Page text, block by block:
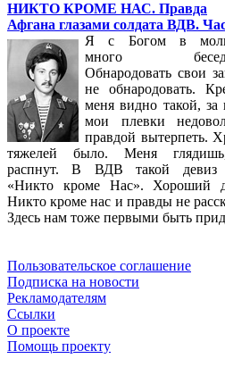
НИКТО КРОМЕ НАС. Правда
Афгана глазами солдата ВДВ.
Я с Богом в
много
Обнародовать свои
не обнародовать.
меня видно такой, за
мои плевки
правдой вытерпеть.
тяжелей было. Меня
распнут. В ВДВ такой девиз
«Никто кроме Нас». Хороший
Никто кроме нас и правды не
Здесь нам тоже первыми быть
Пользовательское соглашение
Подписка на новости
Рекламодателям
Ссылки
О проекте
Помощь проекту